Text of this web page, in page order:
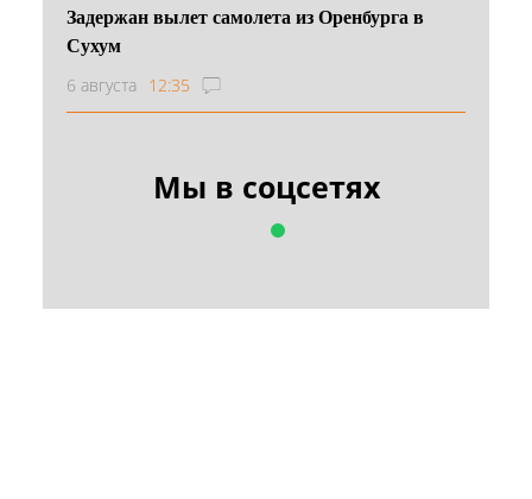
Задержан вылет самолета из Оренбурга в
Сухум
6 августа 12:35
Мы в соцсетях